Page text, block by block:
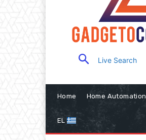
Live Search
Home Home Automation
EL